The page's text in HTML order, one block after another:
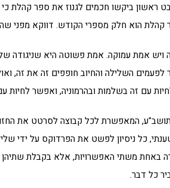
ראשון ביקשו חכמים לגנוז את ספר קהלת
הוא חלק מספרי הקודש. דווקא מפני
אמת עמוקה. אמת פשוטה היא שניגודה
השלילה והחיוב חופפים זה את זה,
עם זה בשלמות ובהרמוניה, ואפשר לחיות
המאפשרת לכל קבוצה לסרטט את
כל ניסיון לפשט את הפרדוקס על ידי
באחת משתי האפשרויות, אלא בקבלת
כל דבר.